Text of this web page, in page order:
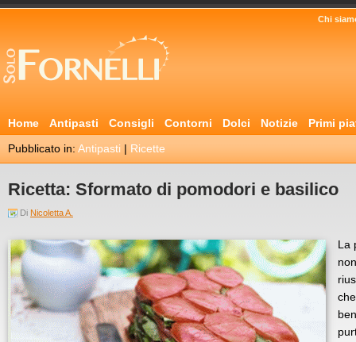
Chi
Home Antipasti Consigli Contorni Dolci Notizie
Primi
Pubblicato in: Antipasti | Ricette
Ricetta: Sformato di pomodori e basilico
Di Nicoletta A.
La